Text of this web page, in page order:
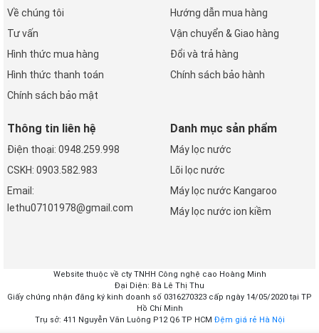
Về chúng tôi
Tư vấn
Hình thức mua hàng
Hình thức thanh toán
Chính sách bảo mật
Hướng dẫn mua hàng
Vận chuyển & Giao hàng
Đổi và trả hàng
Chính sách bảo hành
Thông tin liên hệ
Điện thoại: 0948.259.998
CSKH: 0903.582.983
Email:
lethu07101978@gmail.com
Danh mục sản phẩm
Máy lọc nước
Lõi lọc nước
Máy lọc nước Kangaroo
Máy lọc nước ion kiềm
Website thuộc về cty TNHH Công nghệ cao Hoàng Minh
Đại Diện: Bà Lê Thị Thu
Giấy chứng nhận đăng ký kinh doanh số 0316270323 cấp ngày 14/05/2020 tại TP
Hồ Chí Minh
Trụ sở: 411 Nguyễn Văn Luông P12 Q6 TP HCM Đệm giá rẻ Hà Nội